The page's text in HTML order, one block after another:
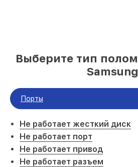
Выберите тип
Samsung
Порты
Не работает жесткий диск
Не работает порт
Не работает привод
Не работает разъем